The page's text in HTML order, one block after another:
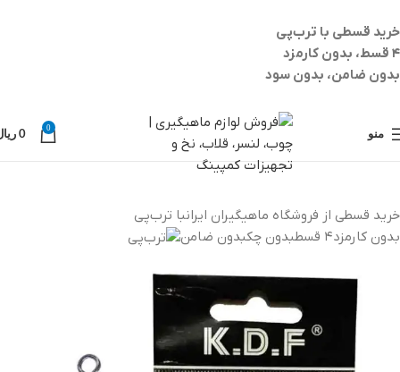
خرید قسطی با ترب‌پی
۴ قسط، بدون کارمزد
بدون ضامن، بدون سود
منو
0
0
خرید قسطی از فروشگاه ماهیگیران ایرانبا ترب‌پی
بدون کارمزد۴ قسط بدون چکبدون ضامن